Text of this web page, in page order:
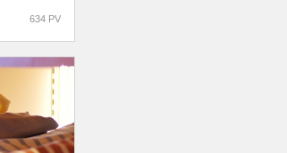
634 PV